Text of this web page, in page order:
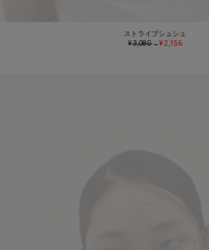
ストライプシュシュ
¥ 3,080→¥ 2,156